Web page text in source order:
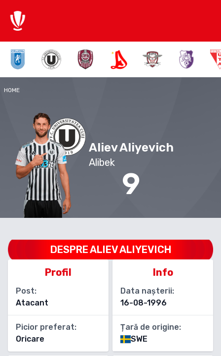
HOME
9
Aliev Aliyevich
Alibek
DESPREALIEV ALIYEVICH
Profil
Post:
Atacant
Picior preferat:
Oricare
Info
Data nașterii:
16-08-1996
Țară de origine:
SWE